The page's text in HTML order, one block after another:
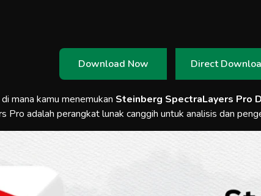
Download Now Direct
di mana kamu menemukan Steinberg SpectraLayers Pro
Pro adalah perangkat lunak canggih untuk analisis dan